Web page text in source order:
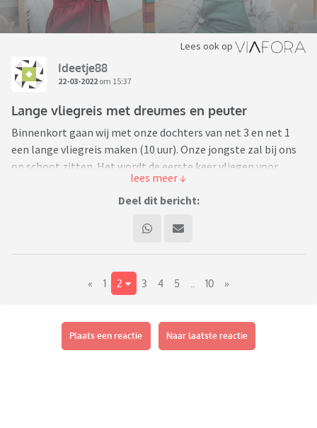
Lees ook op
Ideetje88
22-03-2022 om 15:37
Lange vliegreis met dreumes en peuter
Binnenkort gaan wij met onze dochters van net 3 en net 1
een lange vliegreis maken (10 uur). Onze jongste zal bij ons
op schoot zitten. Het wordt de eerste keer vliegen voor
beide dames en voor ons met twee kleintjes. Ik heb
natuurlijk al wel gekeken naar tips op internet, maar
met de ultieme tip. Ik hoor ze graag 😊
Deel dit bericht:
« 1 2 3 4 5 10 »
Plaats een reactie Naar laatste reactie